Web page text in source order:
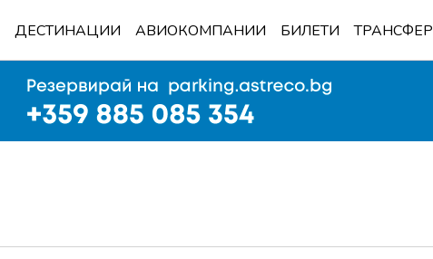
ДЕСТИНАЦИИ АВИОКОМПАНИИ БИЛЕТИ ТРАНСФЕР